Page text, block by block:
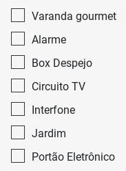
Varanda gourmet
Alarme
Box Despejo
Circuito TV
Interfone
Jardim
Portão Eletrônico